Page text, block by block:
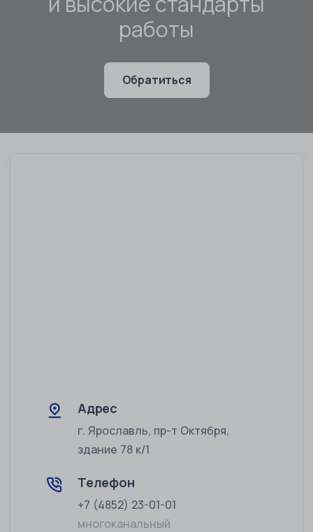
работы
Обратиться
Адрес
г. Ярославль, пр-т Октября,
здание 78 к/1
Телефон
+7 (4852) 23-01-01
многоканальный